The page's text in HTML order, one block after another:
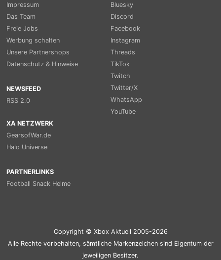
Impressum
Das Team
Freie Jobs
Werbung schalten
Unsere Partnershops
Datenschutz & Hinweise
NEWSFEED
RSS 2.0
Bluesky
Discord
Facebook
Instagram
Threads
TikTok
Twitch
Twitter/X
WhatsApp
YouTube
XA NETZWERK
GearsofWar.de
Halo Universe
PARTNERLINKS
Football Snack Helme
Copyright © Xbox Aktuell 2005-2026
Alle Rechte vorbehalten, sämtliche Markenzeichen sind Eigentum der
jeweiligen Besitzer.